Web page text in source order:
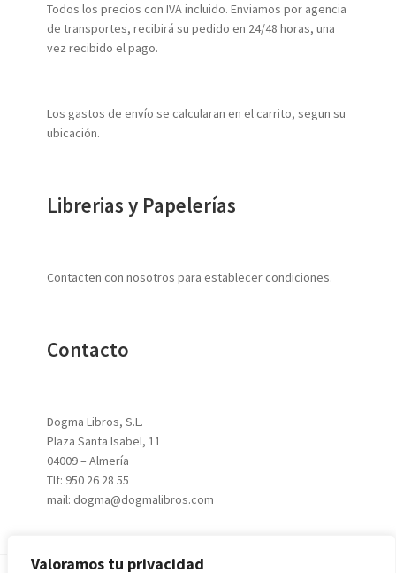
Valoramos tu privacidad
Todos los precios con IVA incluido. Enviamos por agencia
de transportes, recibirá su pedido en 24/48 horas, una
vez recibido el pago.
Los gastos de envío se calcularan en el carrito, segun su
ubicación.
Librerias y Papelerías
Contacten con nosotros para establecer condiciones.
Contacto
Dogma Libros, S.L.
Plaza Santa Isabel, 11
04009 – Almería
Tlf: 950 26 28 55
mail: dogma@dogmalibros.com